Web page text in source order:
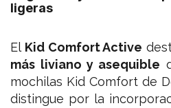
ligeras
El Kid Comfort Active
más liviano y asequible
mochilas Kid Comfort de
distingue por la